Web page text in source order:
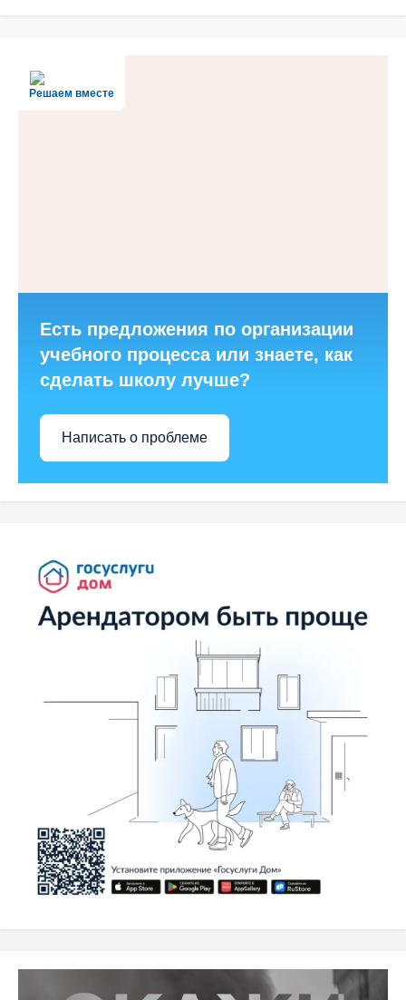
Решаем вместе
Есть предложения по организации
учебного процесса или знаете, как
сделать школу лучше?
Написать о проблеме